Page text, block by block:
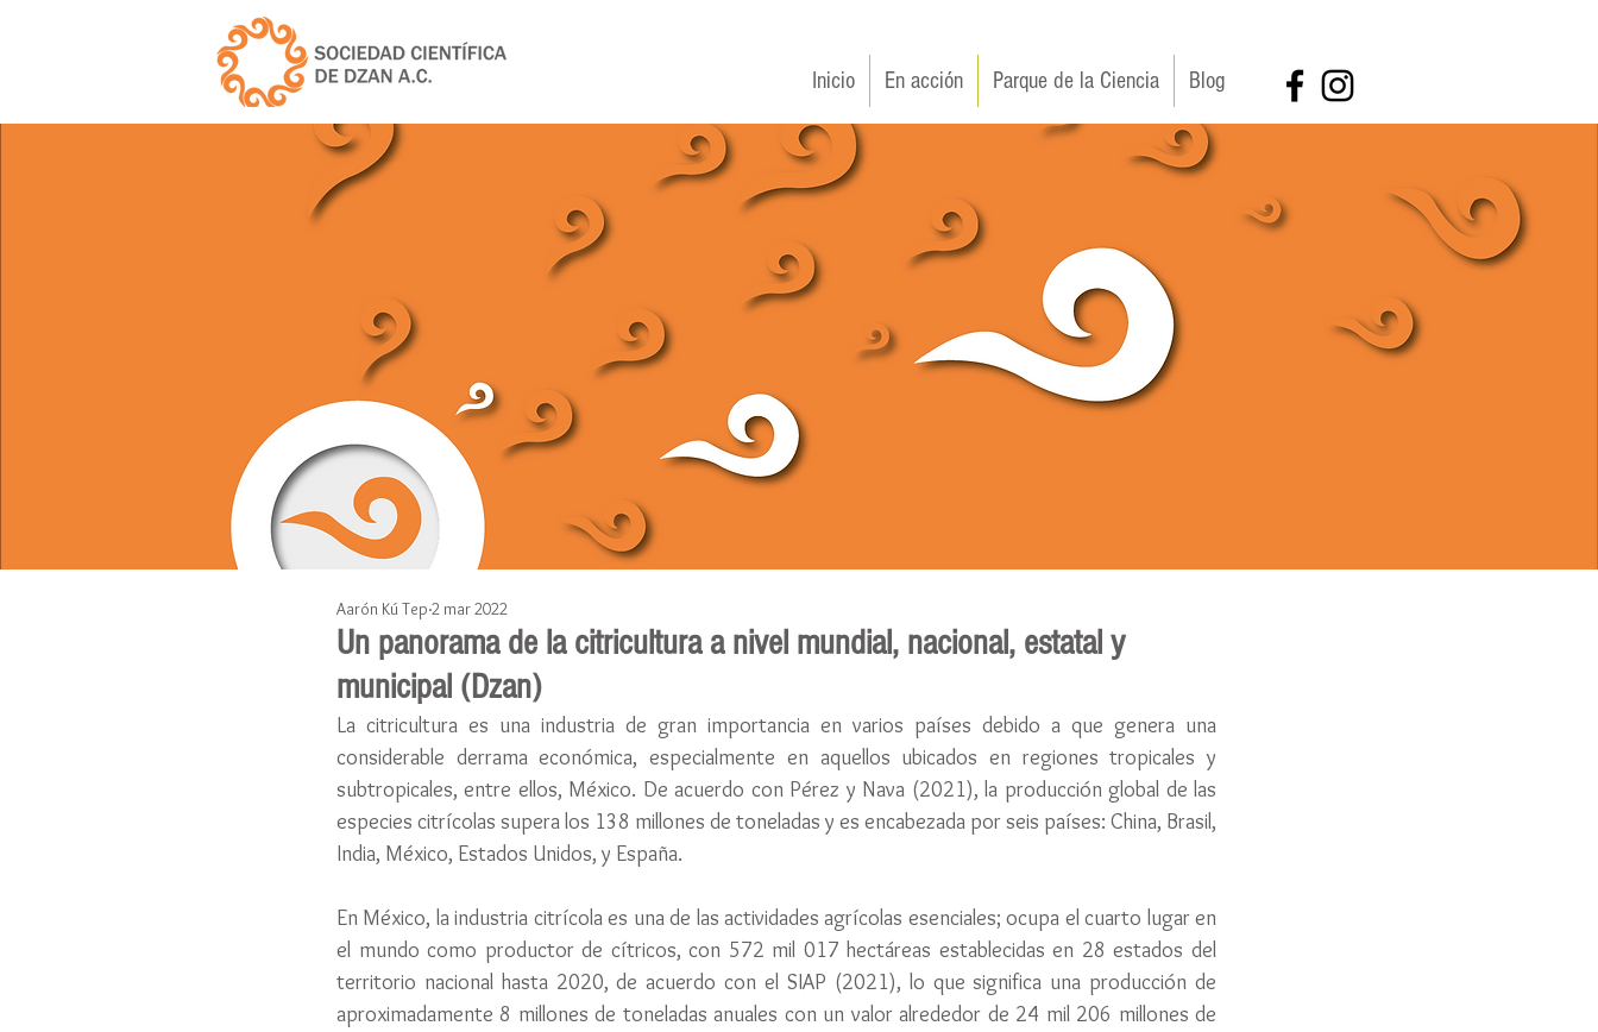
Inicio En acción Parque de la Ciencia Blog
Un panorama de la citricultura a nivel mundial, nacional, estatal y
municipal (Dzan)
Aarón Kú Tep 2 mar 2022
La citricultura es una industria de gran importancia en varios países debido a que genera una
considerable derrama económica, especialmente en aquellos ubicados en regiones tropicales y
subtropicales, entre ellos, México. De acuerdo con Pérez y Nava (2021), la producción global de las
especies citrícolas supera los 138 millones de toneladas y es encabezada por seis países: China, Brasil,
India, México, Estados Unidos, y España.
En México, la industria citrícola es una de las actividades agrícolas esenciales; ocupa el cuarto lugar en
el mundo como productor de cítricos, con 572 mil 017 hectáreas establecidas en 28 estados del
territorio nacional hasta 2020, de acuerdo con el SIAP (2021), lo que significa una producción de
aproximadamente 8 millones de toneladas anuales con un valor alrededor de 24 mil 206 millones de